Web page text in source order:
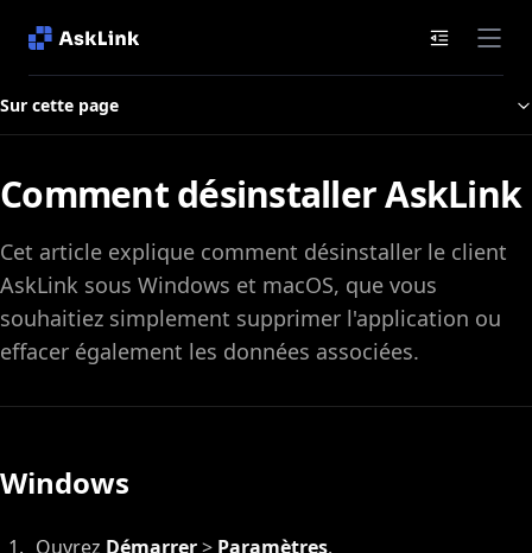
Sur cette page
Comment désinstaller AskLink
Cet article explique comment désinstaller le client
AskLink sous Windows et macOS, que vous
souhaitiez simplement supprimer l'application ou
effacer également les données associées.
Windows
Ouvrez Démarrer> Paramètres.